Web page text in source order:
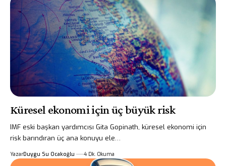
Küresel ekonomi için üç büyük risk
IMF eski başkan yardımcısı Gita Gopinath, küresel ekonomi için
risk barındıran üç ana konuyu ele…
YazarDuygu Su Ocakoğlu 4 Dk. Okuma